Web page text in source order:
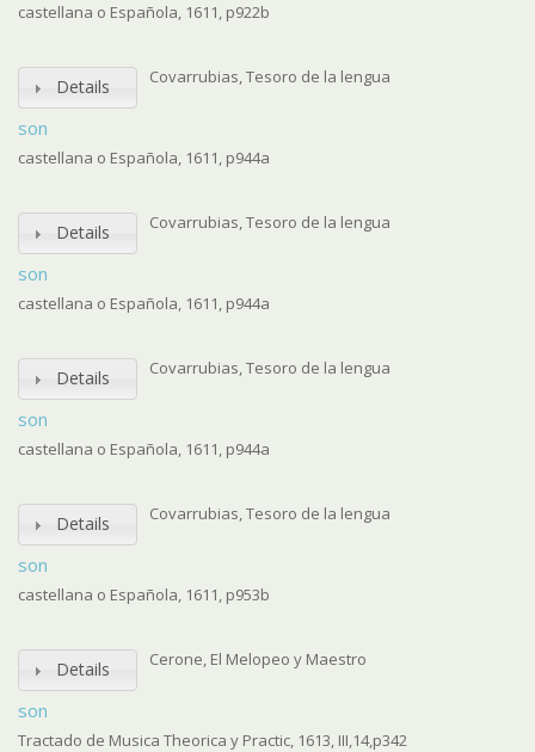
castellana o Española, 1611, p922b
Details
son
Covarrubias, Tesoro de la lengua
castellana o Española, 1611, p944a
Details
son
Covarrubias, Tesoro de la lengua
castellana o Española, 1611, p944a
Details
son
Covarrubias, Tesoro de la lengua
castellana o Española, 1611, p944a
Details
son
Covarrubias, Tesoro de la lengua
castellana o Española, 1611, p953b
Details
son
Cerone, El Melopeo y Maestro
Tractado de Musica Theorica y Practic, 1613, III,14,p342